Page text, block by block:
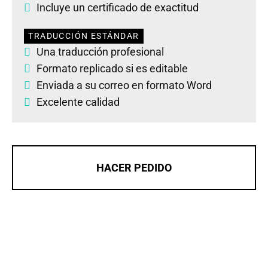
Incluye un certificado de exactitud
TRADUCCIÓN ESTÁNDAR
Una traducción profesional
Formato replicado si es editable
Enviada a su correo en formato Word
Excelente calidad
HACER PEDIDO